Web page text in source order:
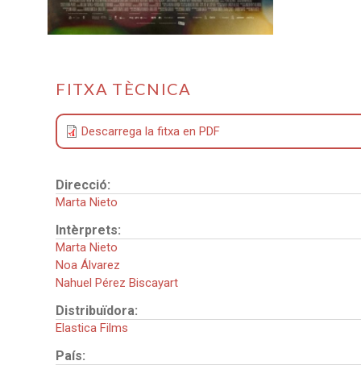
FITXA TÈCNICA
Descarrega la fitxa en PDF
Direcció:
Marta Nieto
Intèrprets:
Marta Nieto
Noa Álvarez
Nahuel Pérez Biscayart
Distribuïdora:
Elastica Films
País: